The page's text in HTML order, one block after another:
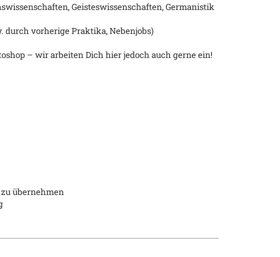
Geisteswissenschaften, Germanistik
vorherige Praktika, Nebenjobs)
– wir arbeiten Dich hier jedoch auch gerne ein!
übernehmen